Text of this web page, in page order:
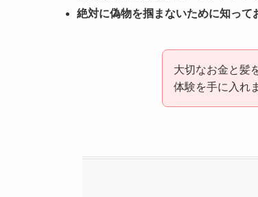
絶対に偽物を掴まないために知っ
大切なお金と髪
体験を手に入れ